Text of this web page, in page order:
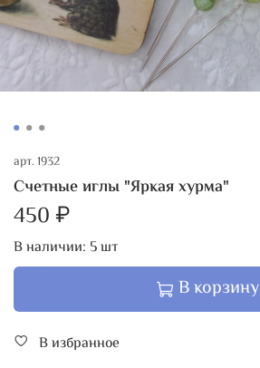
арт.1932
Счетные иглы "Яркая хурма"
450 ₽
В наличии: 5шт
В корзину
В избранное